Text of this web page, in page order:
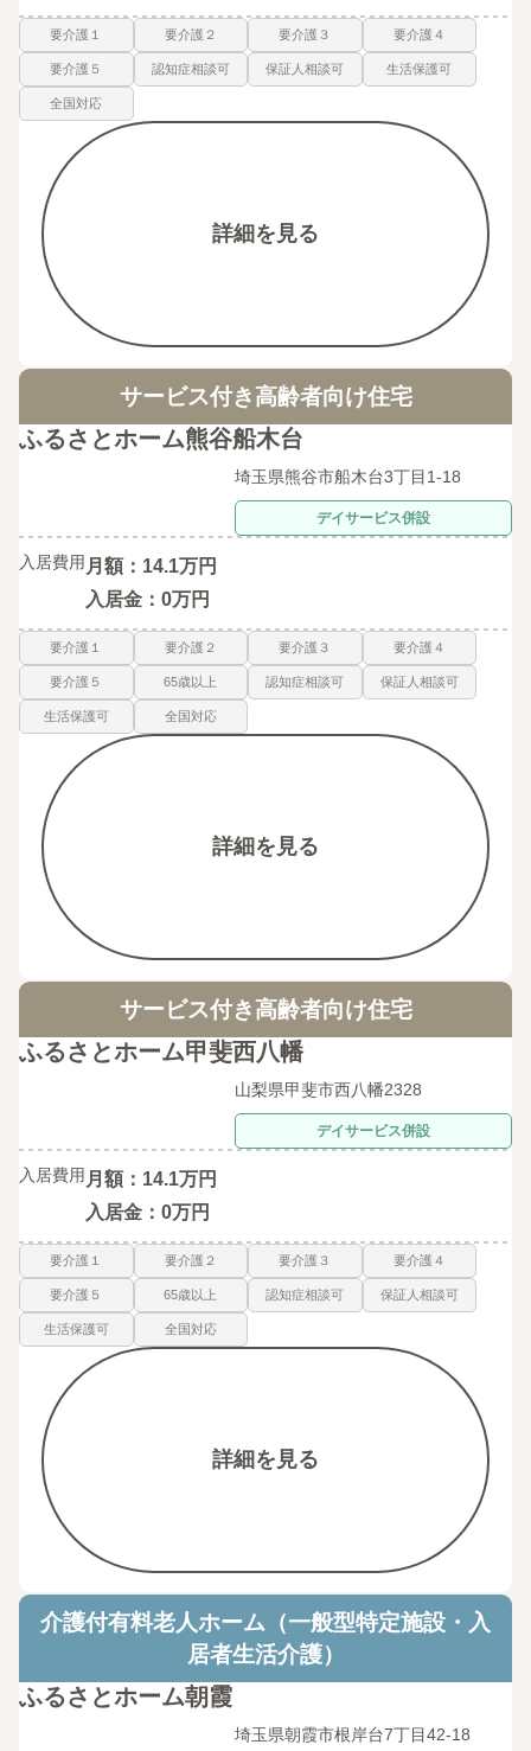
要介護１ 要介護２ 要介護３ 要介護４
要介護５ 認知症相談可 保証人相談可 生活保護可
全国対応
詳細を見る
サービス付き高齢者向け住宅
ふるさとホーム熊谷船木台
埼玉県熊谷市船木台3丁目1-18
デイサービス併設
入居費用 月額：14.1万円
入居金：0万円
要介護１ 要介護２ 要介護３ 要介護４
要介護５ 65歳以上 認知症相談可 保証人相談可
生活保護可 全国対応
詳細を見る
サービス付き高齢者向け住宅
ふるさとホーム甲斐西八幡
山梨県甲斐市西八幡2328
デイサービス併設
入居費用 月額：14.1万円
入居金：0万円
要介護１ 要介護２ 要介護３ 要介護４
要介護５ 65歳以上 認知症相談可 保証人相談可
生活保護可 全国対応
詳細を見る
介護付有料老人ホーム（一般型特定施設・入
居者生活介護）
ふるさとホーム朝霞
埼玉県朝霞市根岸台7丁目42-18